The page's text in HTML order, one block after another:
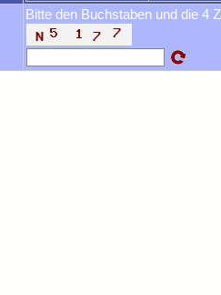
Bitte den Buchstaben und die 4